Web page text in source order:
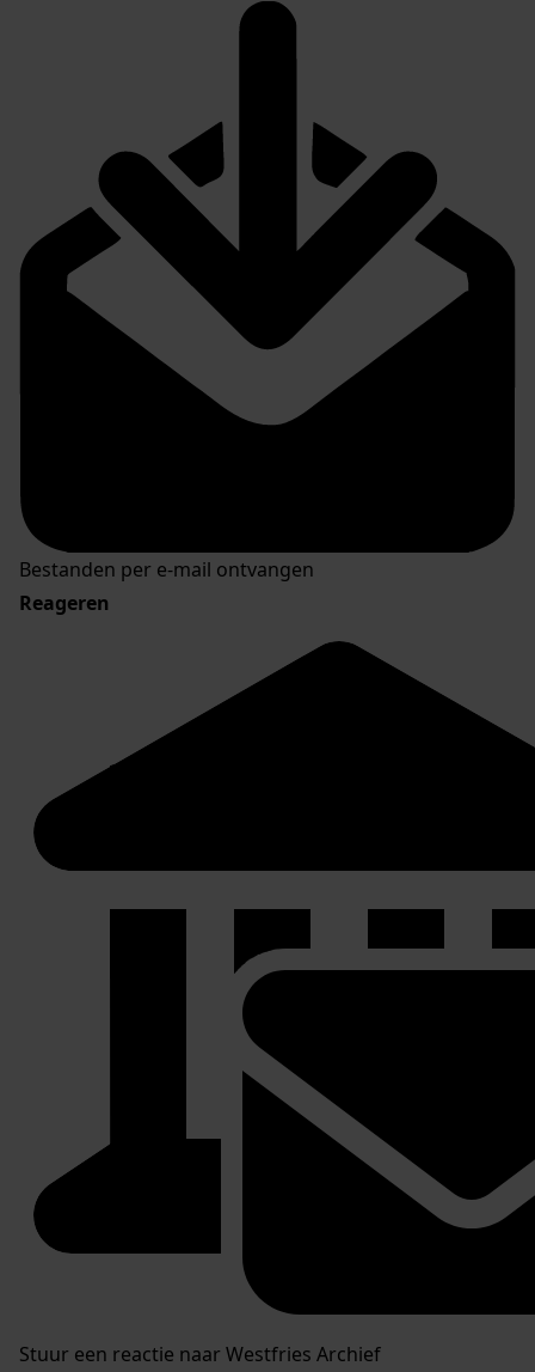
Bestanden per e-mail ontvangen
Reageren
Stuur een reactie naar Westfries Archief